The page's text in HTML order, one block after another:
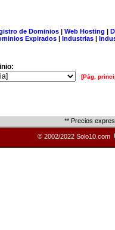
de Dominios| Web Hosting |
Expirados | Industrias |
[Pág.
** Precios
© 2002/2022 Solo10.com